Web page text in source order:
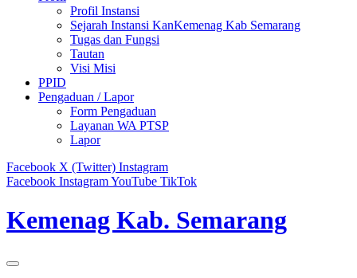
Profil Instansi
Sejarah Instansi KanKemenag Kab Semarang
Tugas dan Fungsi
Tautan
Visi Misi
PPID
Pengaduan / Lapor
Form Pengaduan
Layanan WA PTSP
Lapor
Facebook X (Twitter) Instagram
Facebook InstagramYouTube TikTok
Kemenag Kab. Semarang